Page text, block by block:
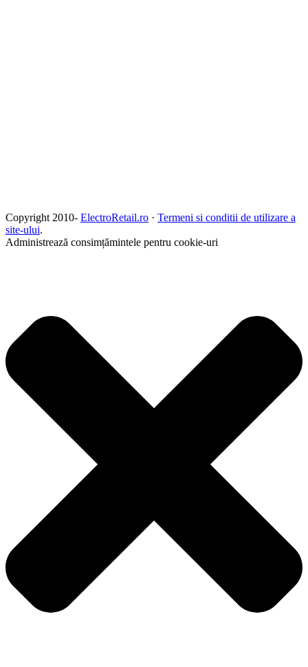
Copyright 2010- ElectroRetail.ro · Termeni si conditii de utilizare a
site-ului.
Administrează consimțămintele pentru cookie-uri